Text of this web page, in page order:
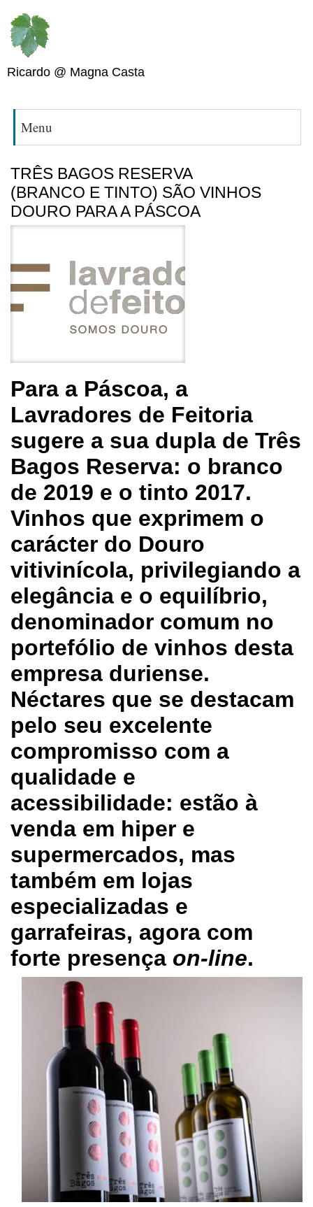
Ricardo @ Magna Casta
Menu
TRÊS BAGOS RESERVA
(BRANCO E TINTO) SÃO VINHOS
DOURO PARA A PÁSCOA
Para a Páscoa, a
Lavradores de Feitoria
sugere a sua dupla de Três
Bagos Reserva: o branco
de 2019 e o tinto 2017.
Vinhos que exprimem o
carácter do Douro
vitivinícola, privilegiando a
elegância e o equilíbrio,
denominador comum no
portefólio de vinhos desta
empresa duriense.
Néctares que se destacam
pelo seu excelente
compromisso com a
qualidade e
acessibilidade: estão à
venda em hiper e
supermercados, mas
também em lojas
especializadas e
garrafeiras, agora com
forte presença on-line.